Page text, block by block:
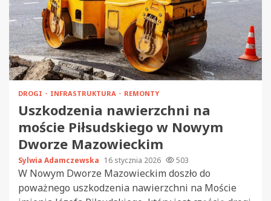
DROGI INFRASTRUKTURA REMONTY
Uszkodzenia nawierzchni na
moście Piłsudskiego w Nowym
Dworze Mazowieckim
Sylwia Adamczewska 16 stycznia 2026 503
W Nowym Dworze Mazowieckim doszło do
poważnego uszkodzenia nawierzchni na Moście